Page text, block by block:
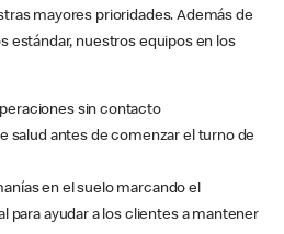
mayores prioridades. Además de
estándar, nuestros equipos en los
sin contacto
salud antes de comenzar el turno de
en el suelo marcando el
para ayudar a los clientes a mantener